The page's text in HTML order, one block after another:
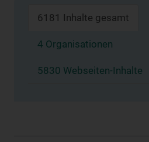
6181 Inhalte gesamt
4 Organisationen
5830 Webseiten-Inhalte